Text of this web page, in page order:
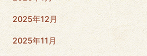
2025年12月
2025年11月